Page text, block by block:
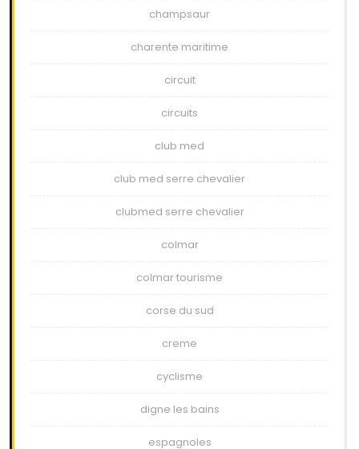
champsaur
charente maritime
circuit
circuits
club med
club med serre chevalier
clubmed serre chevalier
colmar
colmar tourisme
corse du sud
creme
cyclisme
digne les bains
espagnoles